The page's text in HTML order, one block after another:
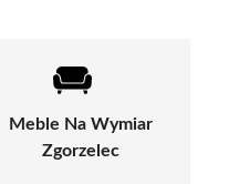
Meble Na Wymiar
Zgorzelec